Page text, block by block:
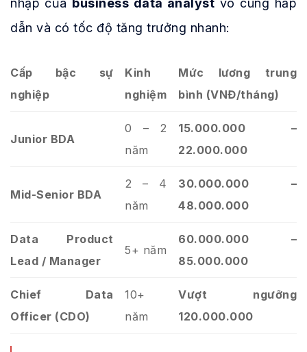
nhập của business data analyst vô cùng hấp
dẫn và có tốc độ tăng trưởng nhanh:
Cấp bậc sự
nghiệp
Kinh
nghiệm
Mức lương trung
bình (VNĐ/tháng)
Junior BDA
0 – 2
năm
15.000.000 –
22.000.000
Mid-Senior BDA
2 – 4
năm
30.000.000 –
48.000.000
Data Product
Lead / Manager
5+ năm
60.000.000 –
85.000.000
Chief Data
Officer (CDO)
10+
năm
Vượt ngưỡng
120.000.000